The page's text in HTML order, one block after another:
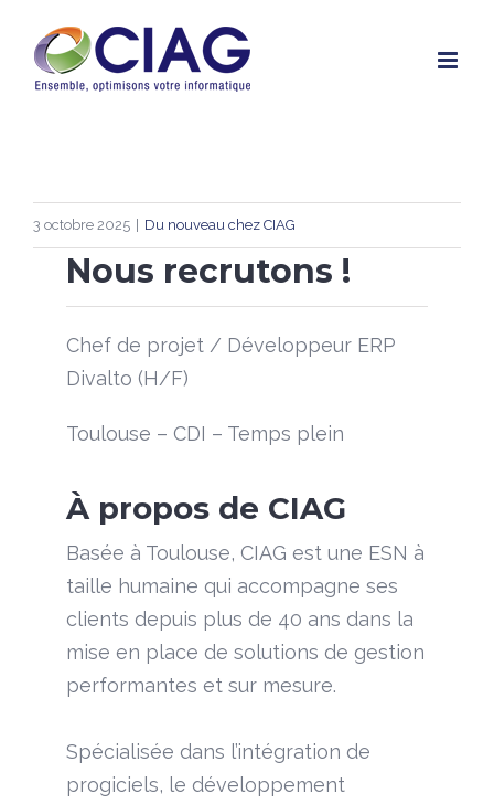
content
3 octobre 2025 Du nouveau chez CIAG
Nous recrutons !
Chef de projet / Développeur ERP
Divalto (H/F)
Toulouse – CDI – Temps plein
À propos de CIAG
Basée à Toulouse, CIAG est une ESN à
taille humaine qui accompagne ses
clients depuis plus de 40 ans dans la
mise en place de solutions de gestion
performantes et sur mesure.
Spécialisée dans l’intégration de
progiciels, le développement